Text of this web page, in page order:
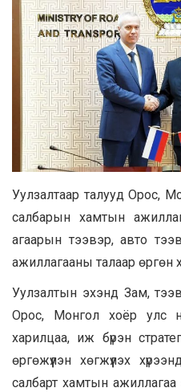
Уулзалтаар талууд Орос,
салбарын хамтын
агаарын тээвэр, авто
ажиллагааны талаар өргөн
Уулзалтын эхэнд Зам,
Орос, Монгол хоёр улс
харилцаа, иж бүрэн
өргөжүүлэн хөгжүүлэх
салбарт хамтын ажиллагаа